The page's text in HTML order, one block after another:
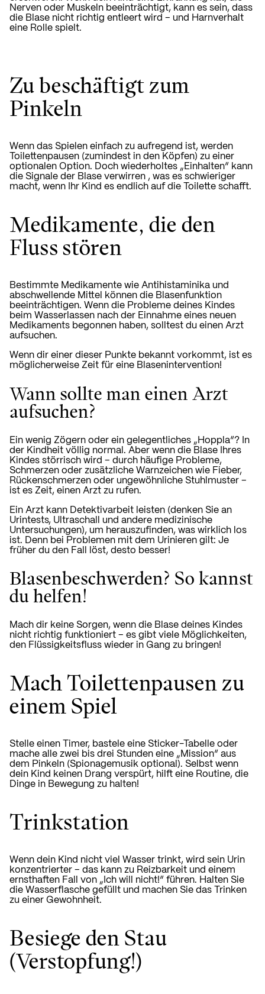
Nerven oder Muskeln beeinträchtigt, kann es sein, dass
die Blase nicht richtig entleert wird – und Harnverhalt
eine Rolle spielt.
Zu beschäftigt zum
Pinkeln
Wenn das Spielen einfach zu aufregend ist, werden
Toilettenpausen (zumindest in den Köpfen) zu einer
optionalen Option. Doch wiederholtes „Einhalten“ kann
die Signale der Blase verwirren , was es schwieriger
macht, wenn Ihr Kind es endlich auf die Toilette schafft.
Medikamente, die den
Fluss stören
Bestimmte Medikamente wie Antihistaminika und
abschwellende Mittel können die Blasenfunktion
beeinträchtigen. Wenn die Probleme deines Kindes
beim Wasserlassen nach der Einnahme eines neuen
Medikaments begonnen haben, solltest du einen Arzt
aufsuchen.
Wenn dir einer dieser Punkte bekannt vorkommt, ist es
möglicherweise Zeit für eine Blasenintervention!
Wann sollte man einen Arzt
aufsuchen?
Ein wenig Zögern oder ein gelegentliches „Hoppla“? In
der Kindheit völlig normal. Aber wenn die Blase Ihres
Kindes störrisch wird – durch häufige Probleme,
Schmerzen oder zusätzliche Warnzeichen wie Fieber,
Rückenschmerzen oder ungewöhnliche Stuhlmuster –
ist es Zeit, einen Arzt zu rufen.
Ein Arzt kann Detektivarbeit leisten (denken Sie an
Urintests, Ultraschall und andere medizinische
Untersuchungen), um herauszufinden, was wirklich los
ist. Denn bei Problemen mit dem Urinieren gilt: Je
früher du den Fall löst, desto besser!
Blasenbeschwerden? So kannst
du helfen!
Mach dir keine Sorgen, wenn die Blase deines Kindes
nicht richtig funktioniert – es gibt viele Möglichkeiten,
den Flüssigkeitsfluss wieder in Gang zu bringen!
Mach Toilettenpausen zu
einem Spiel
Stelle einen Timer, bastele eine Sticker-Tabelle oder
mache alle zwei bis drei Stunden eine „Mission“ aus
dem Pinkeln (Spionagemusik optional). Selbst wenn
dein Kind keinen Drang verspürt, hilft eine Routine, die
Dinge in Bewegung zu halten!
Trinkstation
Wenn dein Kind nicht viel Wasser trinkt, wird sein Urin
konzentrierter – das kann zu Reizbarkeit und einem
ernsthaften Fall von „Ich will nicht!“ führen. Halten Sie
die Wasserflasche gefüllt und machen Sie das Trinken
zu einer Gewohnheit.
Besiege den Stau
(Verstopfung!)